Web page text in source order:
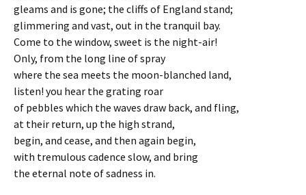
gleams and is gone; the cliffs of England stand;
glimmering and vast, out in the tranquil bay.
Come to the window, sweet is the night-air!
Only, from the long line of spray
where the sea meets the moon-blanched land,
listen! you hear the grating roar
of pebbles which the waves draw back, and fling,
at their return, up the high strand,
begin, and cease, and then again begin,
with tremulous cadence slow, and bring
the eternal note of sadness in.